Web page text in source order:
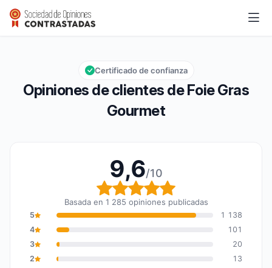
Foie Gras Gourmet
Calificación global: 9,6 de 10
9,6/10
Opiniones de clientes de Foie Gras
Gourmet
Certificado de confianza
9,6/10
Calificación global: 9,6
Basada en 1 285 opiniones publicadas
5
1 138
4
101
3
20
2
13